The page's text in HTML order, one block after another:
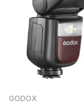
GODOX